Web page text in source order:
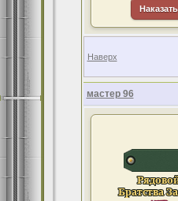
Наказать
Наверх
мастер 96